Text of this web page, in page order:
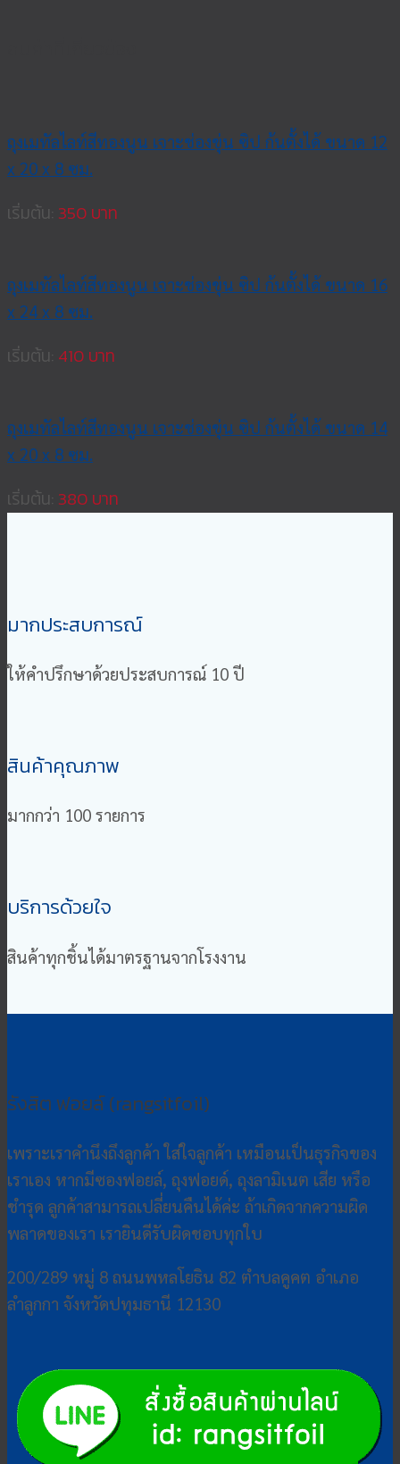
ถุงเมทัลไลท์สีทองนูน เจาะช่องขุ่น ซิป ก้นตั้งได้ ขนาด 12
x 20 x 8 ซม.
เริ่มต้น: 350
ถุงเมทัลไลท์สีทองนูน เจาะช่องขุ่น ซิป ก้นตั้งได้ ขนาด 16
x 24 x 8 ซม.
เริ่มต้น: 410
ถุงเมทัลไลท์สีทองนูน เจาะช่องขุ่น ซิป ก้นตั้งได้ ขนาด 14
x 20 x 8 ซม.
เริ่มต้น: 380
มากประสบการณ์
ให้คำปรึกษาด้วยประสบการณ์ 10 ปี
สินค้าคุณภาพ
มากกว่า 100 รายการ
บริการด้วยใจ
สินค้าทุกชิ้นได้มาตรฐานจากโรงงาน
รังสิต ฟอยล์ (rangsitfoil)
เพราะเราคำนึงถึงลูกค้า ใส่ใจลูกค้า เหมือนเป็นธุรกิจของ
เราเอง หากมีซองฟอยล์, ถุงฟอยด์, ถุงลามิเนต เสีย หรือ
ชำรุด ลูกค้าสามารถเปลี่ยนคืนได้ค่ะ ถ้าเกิดจากความผิด
พลาดของเรา เรายินดีรับผิดชอบทุกใบ
200/289 หมู่ 8 ถนนพหลโยธิน 82 ตำบลคูคต อำเภอ
ลำลูกกา จังหวัดปทุมธานี 12130